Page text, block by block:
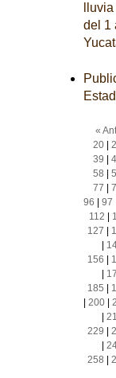
del 1
«
20|
39
58
77
96
97
112
127
156
185
200|
229
258